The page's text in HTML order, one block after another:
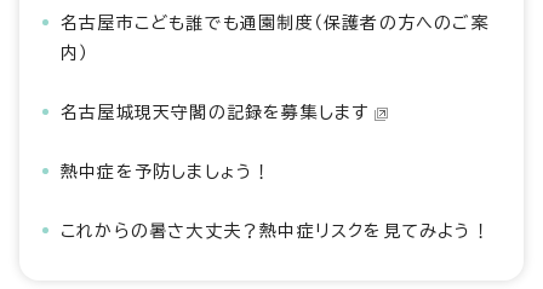
名古屋市こども誰でも通園制度（保護者の方へのご案
内）
名古屋城現天守閣の記録を募集します
熱中症を予防しましょう！
これからの暑さ大丈夫？熱中症リスクを見てみよう！